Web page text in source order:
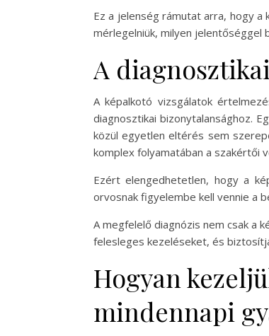
Ez a jelenség rámutat arra, hogy a
mérlegelniük, milyen jelentőséggel
A
A képalkotó vizsgálatok
diagnosztikai bizonytalansághoz.
közül egyetlen eltérés sem
komplex folyamatában a szakértői
Ezért elengedhetetlen, hogy a
orvosnak figyelembe kell vennie a
A megfelelő diagnózis nem csak a
felesleges kezeléseket, és
Hogyan
mindennapi